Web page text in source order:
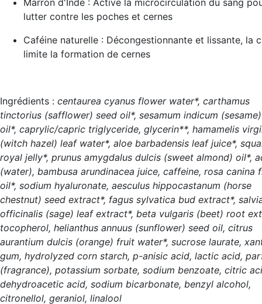
Marron d'Inde : Active la microcirculation du sang
lutter contre les poches et cernes
Caféine naturelle : Décongestionnante et lissante, la
limite la formation de cernes
Ingrédients : centaurea cyanus flower water*, carthamus
tinctorius (safflower) seed oil*, sesamum indicum
oil*, caprylic/capric triglyceride, glycerin**, hamamelis
(witch hazel) leaf water*, aloe barbadensis leaf juice*,
royal jelly*, prunus amygdalus dulcis (sweet almond) oil*,
(water), bambusa arundinacea juice, caffeine, rosa canina
oil*, sodium hyaluronate, aesculus hippocastanum (horse
chestnut) seed extract*, fagus sylvatica bud extract*,
officinalis (sage) leaf extract*, beta vulgaris (beet) root
tocopherol, helianthus annuus (sunflower) seed oil, citrus
aurantium dulcis (orange) fruit water*, sucrose laurate,
gum, hydrolyzed corn starch, p-anisic acid, lactic acid,
(fragrance), potassium sorbate, sodium benzoate, citric
dehydroacetic acid, sodium bicarbonate, benzyl alcohol,
citronellol, geraniol, linalool